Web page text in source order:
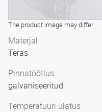
The product image may differ
Materjal
Teras
Pinnatöötlus
galvaniseeritud
Temperatuuri ulatus